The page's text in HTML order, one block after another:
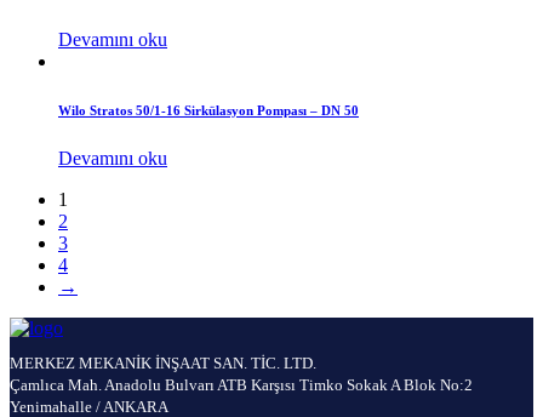
Devamını oku
Wilo Stratos 50/1-16 Sirkülasyon Pompası – DN 50
Devamını oku
1
2
3
4
→
MERKEZ MEKANİK İNŞAAT SAN. TİC. LTD.
Çamlıca Mah. Anadolu Bulvarı ATB Karşısı Timko Sokak A Blok No:2
Yenimahalle / ANKARA